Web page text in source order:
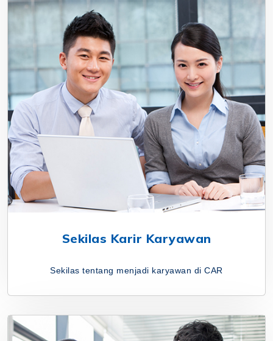
Sekilas Karir Karyawan
Sekilas tentang menjadi karyawan di CAR